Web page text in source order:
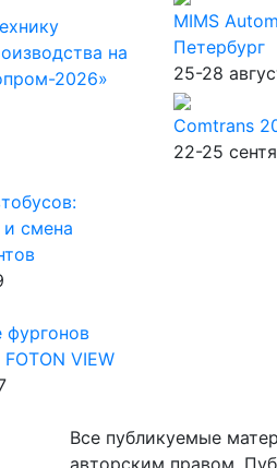
на
2026»
и смена
фургонов
VIEW
MIMS
Петербург
25-28
Comtrans
22-25
Все публикуемые
авторским правом.